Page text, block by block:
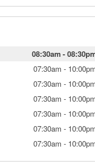
08:30am-
07:30am -
07:30am -
07:30am -
07:30am -
07:30am -
07:30am -